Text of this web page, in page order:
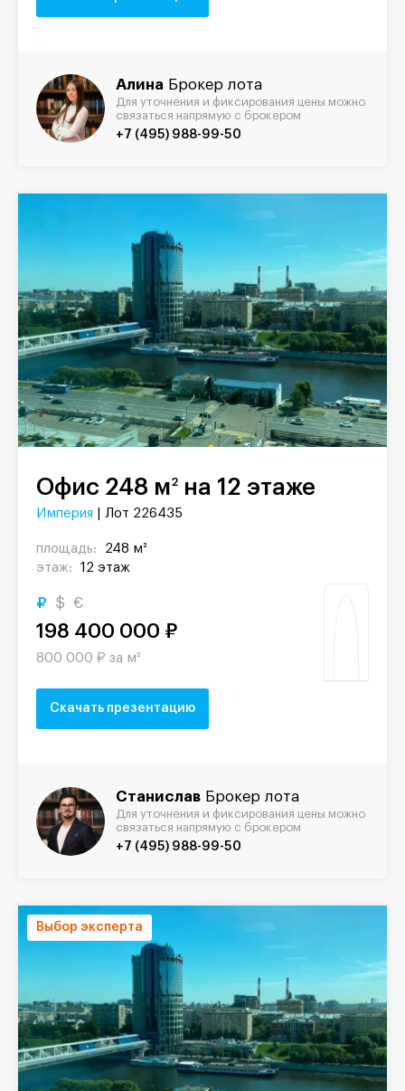
Алина Брокер лота
Для уточнения и фиксирования цены можно
связаться напрямую с брокером
+7 (495) 988-99-50
Офис 248 м2 на 12 этаже
Империя | Лот 226435
площадь:
248 м²
этаж:
12 этаж
₽ $ €
198 400 000 ₽
800 000 ₽ за м²
Скачать презентацию
Станислав Брокер лота
Для уточнения и фиксирования цены можно
связаться напрямую с брокером
+7 (495) 988-99-50
Выбор эксперта